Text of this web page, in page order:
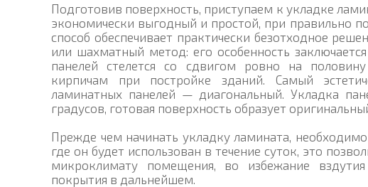
Подготовив поверхность, приступаем к укладке
экономически выгодный и простой, при правильно
способ обеспечивает практически безотходное
или шахматный метод: его особенность
панелей стелется со сдвигом ровно на
кирпичам при постройке зданий. Самый
ламинатных панелей — диагональный. Укладка
градусов, готовая поверхность образует
Прежде чем начинать укладку ламината,
где он будет использован в течение суток, это
микроклимату помещения, во избежание
покрытия в дальнейшем.